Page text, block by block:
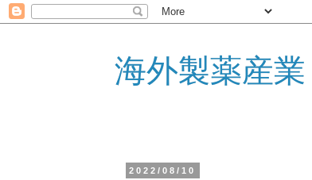
海外製薬産
2022/08/10